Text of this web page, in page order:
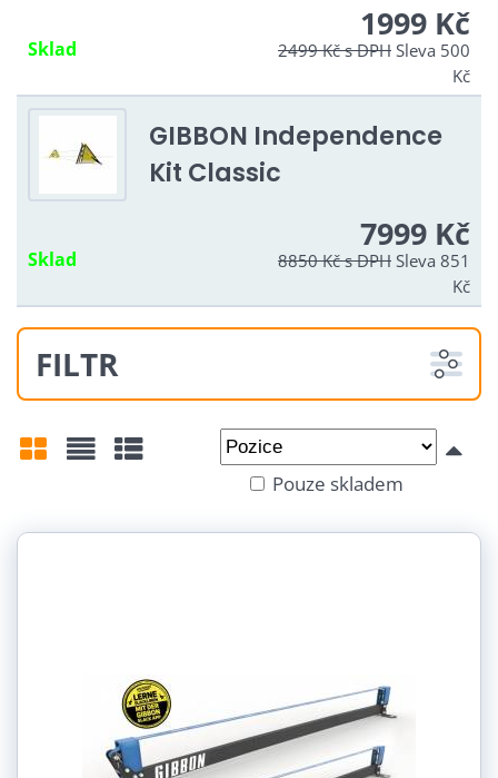
Sklad
1999 Kč
2499 Kčs DPHSleva 500
Kč
GIBBON Independence
Kit Classic
Sklad
7999 Kč
8850 Kčs DPHSleva 851
Kč
FILTR
Do:Pouze skladem